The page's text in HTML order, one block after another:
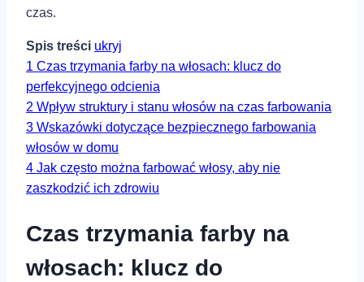
czas.
Spis treści ukryj
1 Czas trzymania farby ‍na włosach: klucz do
perfekcyjnego odcienia
2 Wpływ struktury i stanu włosów na czas farbowania
3 Wskazówki dotyczące bezpiecznego farbowania
włosów ⁣w domu
4 Jak często można farbować włosy, aby nie
⁤zaszkodzić ich zdrowiu
Czas trzymania farby ‍na
włosach: klucz do